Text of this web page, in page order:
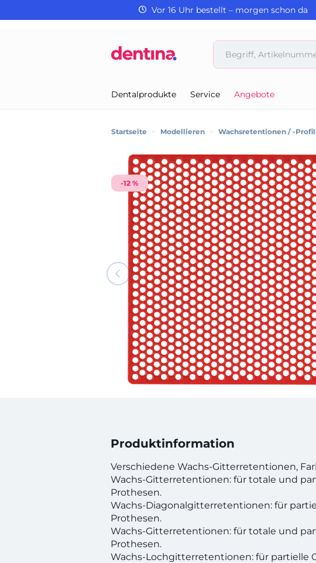
Vor 16 Uhr bestellt – morgen schon da
Dentalprodukte Service Angebote
Startseite > Modellieren > Wachsretentionen / -
-12 %
Produktinformation
Verschiedene Wachs-Gitterretentionen,
Wachs-Gitterretentionen: für totale und
Prothesen.
Wachs-Diagonalgitterretentionen: für
Prothesen.
Wachs-Gitterretentionen: für totale und
Prothesen.
Wachs-Lochgitterretentionen: für partielle